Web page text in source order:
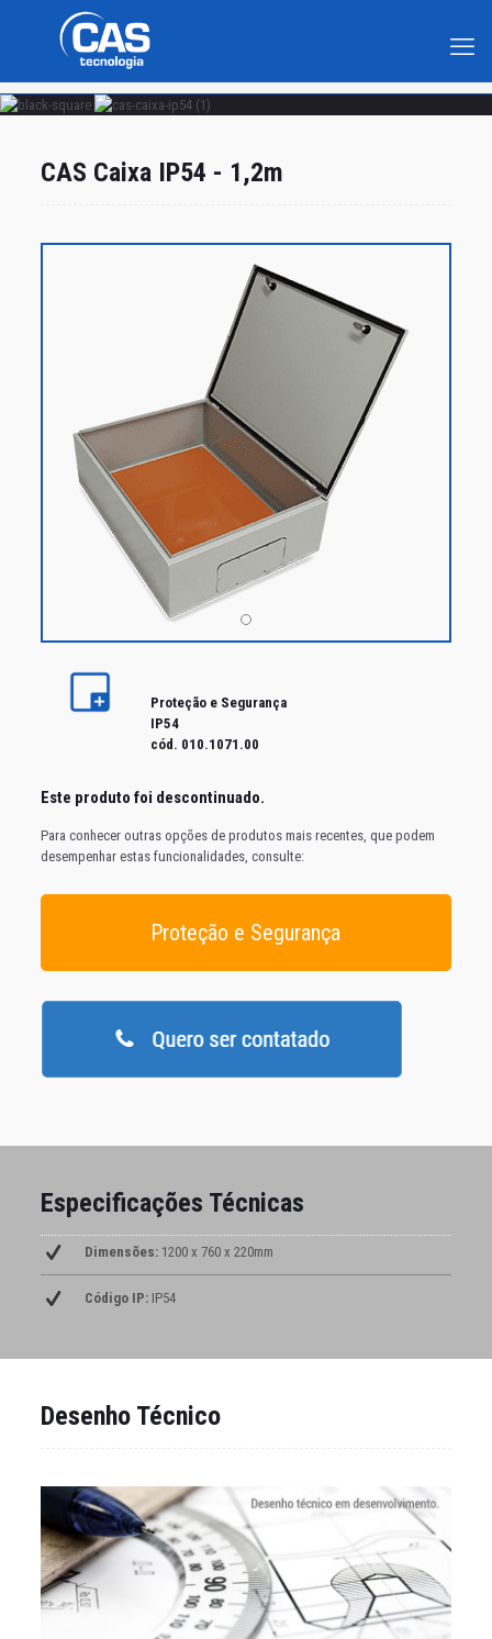
CAS Caixa IP54 - 1,2m
Proteção e Segurança
IP54
cód. 010.1071.00
Este produto foi descontinuado.
Para conhecer outras opções de produtos mais recentes, que podem
desempenhar estas funcionalidades, consulte:
Proteção e Segurança
Especificações Técnicas
Dimensões:1200 x 760 x 220mm
Código IP:IP54
Desenho Técnico